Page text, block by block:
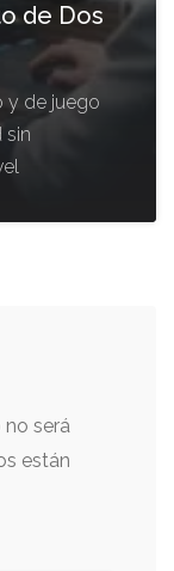
de Dos
y de juego
sin
será
están